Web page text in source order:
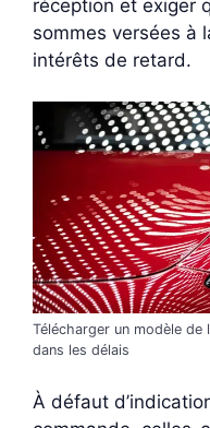
réception et exiger
sommes versées à
intérêts de retard.
Télécharger un modèle
dans les délais
À défaut